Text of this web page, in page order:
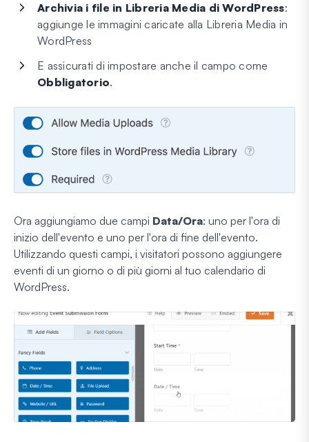
Archivia i file in Libreria Media di WordPress:
aggiunge le immagini caricate alla Libreria Media in
WordPress
E assicurati di impostare anche il campo come
Obbligatorio.
Ora aggiungiamo due campi Data/Ora: uno per l'ora di
inizio dell'evento e uno per l'ora di fine dell'evento.
Utilizzando questi campi, i visitatori possono aggiungere
eventi di un giorno o di più giorni al tuo calendario di
WordPress.